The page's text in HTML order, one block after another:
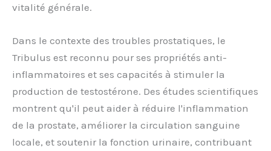
vitalité générale.
Dans le contexte des troubles prostatiques, le
Tribulus est reconnu pour ses propriétés anti-
inflammatoires et ses capacités à stimuler la
production de testostérone. Des études scientifiques
montrent qu'il peut aider à réduire l'inflammation
de la prostate, améliorer la circulation sanguine
locale, et soutenir la fonction urinaire, contribuant